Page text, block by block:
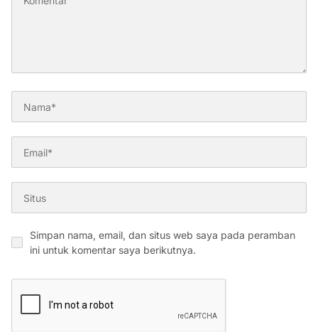
Simpan nama, email, dan situs web saya pada peramban
ini untuk komentar saya berikutnya.